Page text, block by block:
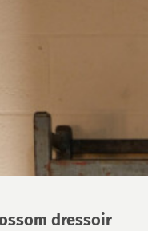
dressoir